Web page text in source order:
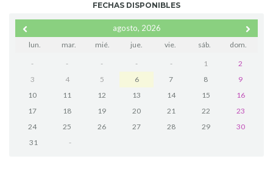
FECHAS DISPONIBLES
agosto, 2026
lun. mar. mié. jue. vie. sáb. dom.
- - - - - 1
2
3
4 5 6 7 8
9
10
11 12 13 14 15
16
17
18 19 20 21 22
23
24
25 26 27 28 29
30
31
-